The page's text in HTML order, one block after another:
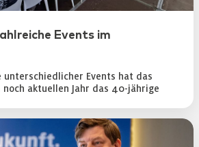
Events im
unterschiedlicher Events hat das
noch aktuellen Jahr das 40-jährige